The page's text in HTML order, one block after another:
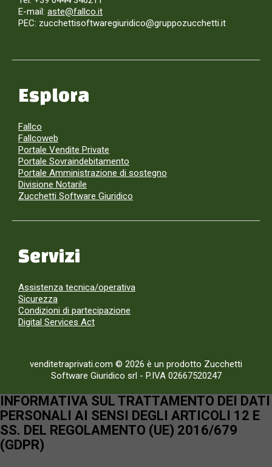
E-mail: aste@fallco.it
PEC: zucchettisoftwaregiuridico@gruppozucchetti.it
Esplora
Fallco
Fallcoweb
Portale Vendite Private
Portale Sovraindebitamento
Portale Amministrazione di sostegno
Divisione Notarile
Zucchetti Software Giuridico
Servizi
Assistenza tecnica/operativa
Sicurezza
Condizioni di partecipazione
Digital Services Act
venditetraprivati.com © 2026 è un prodotto Zucchetti
Software Giuridico srl - P.IVA 02667520247
INFORMATIVA SUL TRATTAMENTO DEI DATI
PERSONALI AI SENSI DEGLI ARTICOLI 12 E
SS. DEL REGOLAMENTO (UE) 2016/679
(GDPR)